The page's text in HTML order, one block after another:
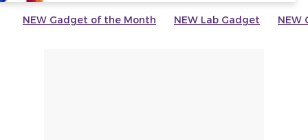
NEW Gadget of the Month NEW Lab Gadget NEW